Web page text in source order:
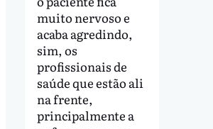
muito nervoso e
acaba agredindo,
sim, os
profissionais de
saúde que estão ali
na frente,
principalmente a